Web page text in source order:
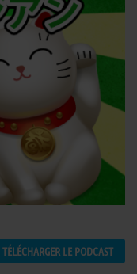
TÉLÉCHARGER LE PODCAST